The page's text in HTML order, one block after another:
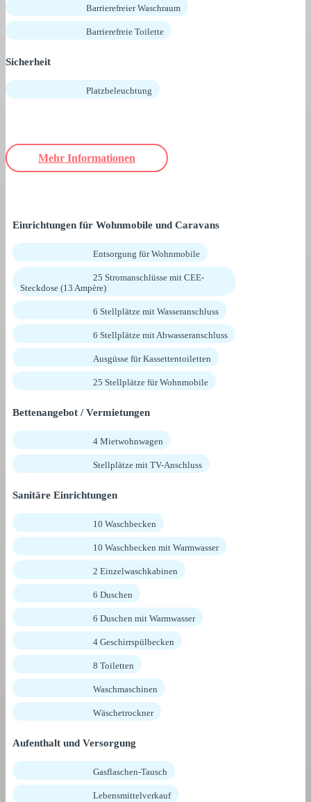
Barrierefreier Waschraum
Barrierefreie Toilette
Sicherheit
Platzbeleuchtung
Mehr Informationen
Einrichtungen für Wohnmobile und Caravans
Entsorgung für Wohnmobile
25 Stromanschlüsse mit CEE-
Steckdose (13 Ampère)
6 Stellplätze mit Wasseranschluss
6 Stellplätze mit Abwasseranschluss
Ausgüsse für Kassettentoiletten
25 Stellplätze für Wohnmobile
Bettenangebot / Vermietungen
4 Mietwohnwagen
Stellplätze mit TV-Anschluss
Sanitäre Einrichtungen
10 Waschbecken
10 Waschbecken mit Warmwasser
2 Einzelwaschkabinen
6 Duschen
6 Duschen mit Warmwasser
4 Geschirrspülbecken
8 Toiletten
Waschmaschinen
Wäschetrockner
Aufenthalt und Versorgung
Gasflaschen-Tausch
Lebensmittelverkauf